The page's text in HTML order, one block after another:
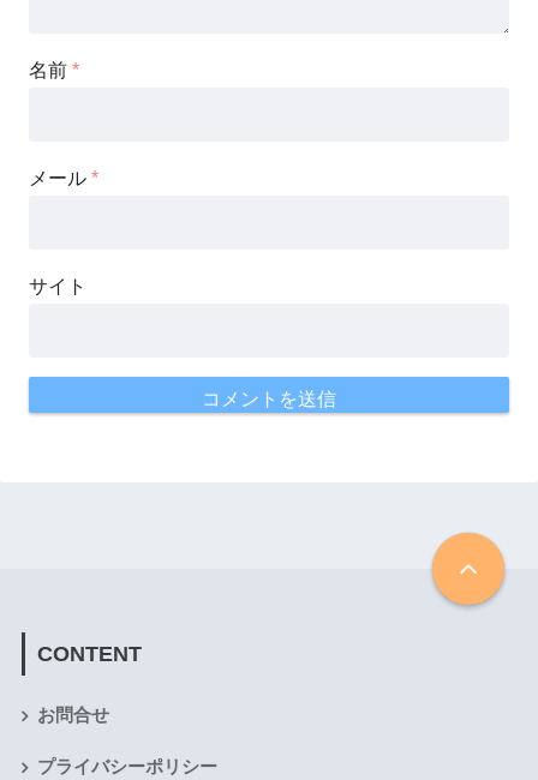
名前 *
メール *
サイト
CONTENT
お問合せ
プライバシーポリシー